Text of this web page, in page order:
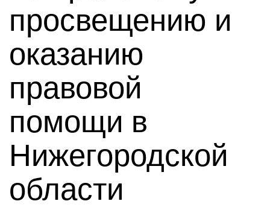
просвещению и
оказанию
правовой
помощи в
Нижегородской
области